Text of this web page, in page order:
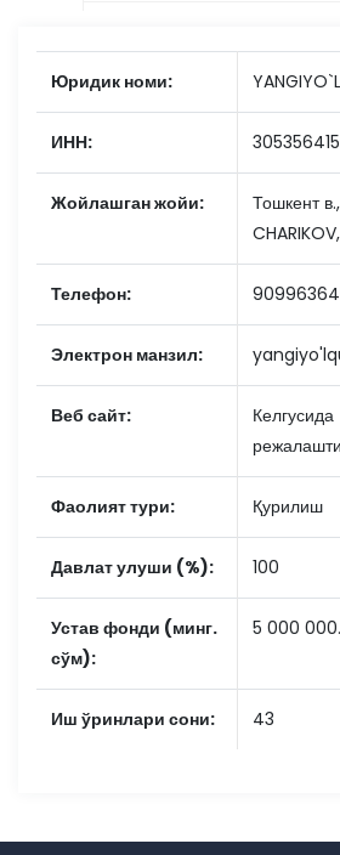
Юридик номи:
ИНН: 305356415
Жойлашган жойи:
Тошкент
Телефон:
Электрон манзил:
Веб сайт:
Келгусида
Фаолият тури: Қурилиш
Давлат улуши (%): 100
Устав фонди (минг.
сўм):
5 000
Иш ўринлари сони: 43